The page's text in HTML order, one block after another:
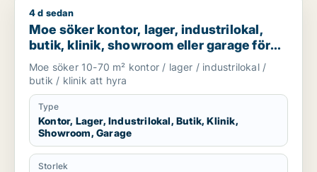
Moe söker kontor, lager, industrilokal, butik, klinik,
4 d sedan
Moe söker kontor, lager, industrilokal,
butik, klinik, showroom eller garage för
uthyrning i Stockholm
Moe söker 10-70 m² kontor / lager / industrilokal /
butik / klinik att hyra
Type
Kontor, Lager, Industrilokal, Butik, Klinik,
Showroom, Garage
Storlek